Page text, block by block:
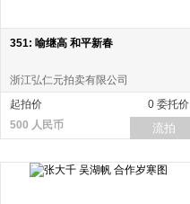
351: 喻继高 和平新春
浙江弘仁元拍卖有限公司
起拍价
0 委托价
500 人民币
流拍